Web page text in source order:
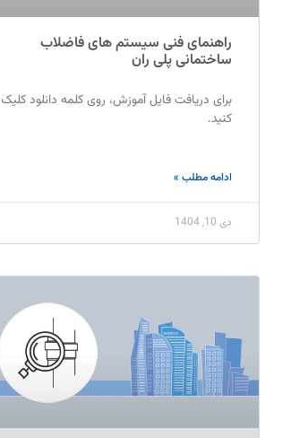
راهنمای فنی سیستم های فاضلاب
ساختمانی پلی ران
برای دریافت فایل آموزش، روی کلمه دانلود کلیک
کنید.
ادامه مطلب »
دی 10, 1404